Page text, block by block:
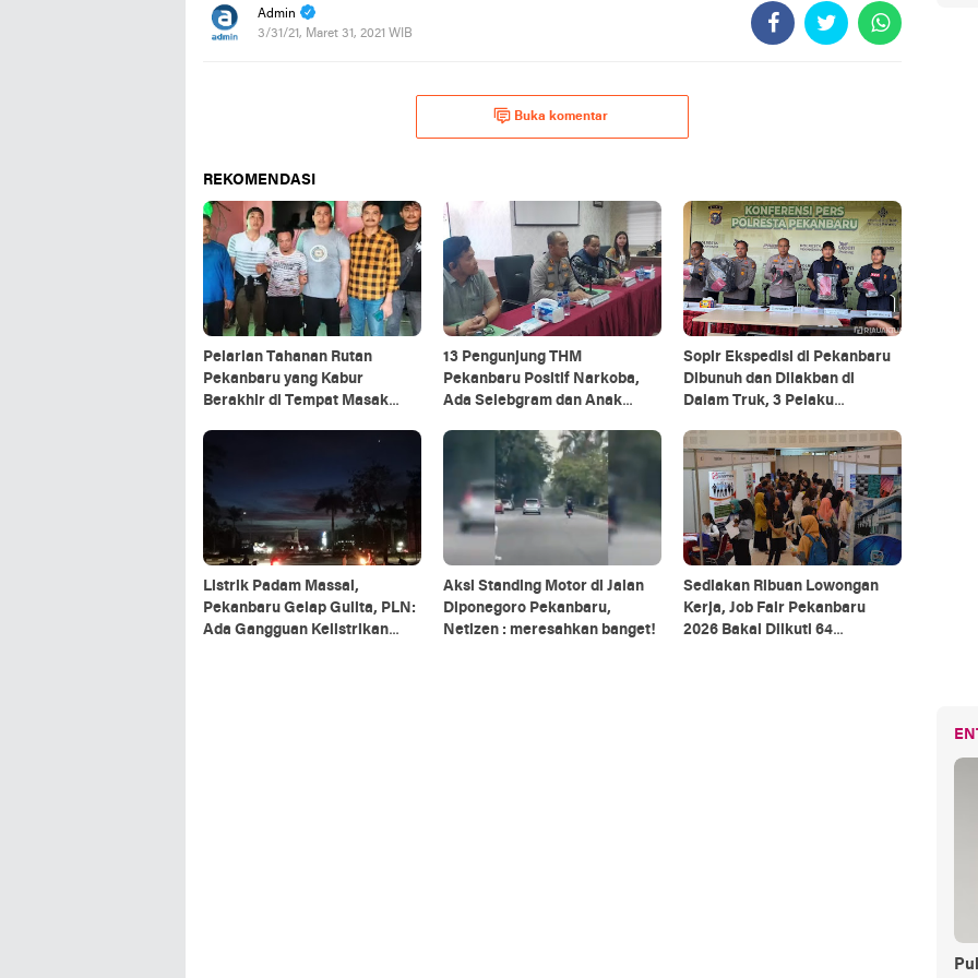
Admin
3/31/21, Maret 31, 2021 WIB
Buka komentar
REKOMENDASI
Pelarian Tahanan Rutan
Pekanbaru yang Kabur
Berakhir di Tempat Masak
13 Pengunjung THM
Pekanbaru Positif Narkoba,
Ada Selebgram dan Anak
Sopir Ekspedisi di Pekanbaru
Dibunuh dan Dilakban di
Dalam Truk, 3 Pelaku
Listrik Padam Massal,
Pekanbaru Gelap Gulita, PLN:
Ada Gangguan Kelistrikan
Aksi Standing Motor di Jalan
Diponegoro Pekanbaru,
Netizen : meresahkan banget!
Sediakan Ribuan Lowongan
Kerja, Job Fair Pekanbaru
2026 Bakal Diikuti 64